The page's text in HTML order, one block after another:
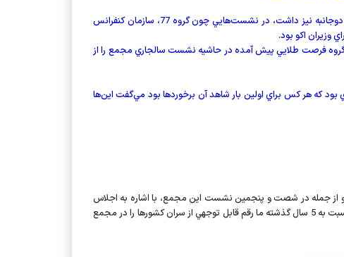
متكي كه در سفر به نيويورك ضمن همراهي با محمود احمدي‌نژاد در ديدارها و نشست‌ها با گروه‌هاي مختلف در آمريكا، بيش از 45 ملاقات دوجانبه نيز داشت، در نشست‌هايي چون گروه 77، سازمان كنفرانس
وزيران اكو بود.
چين و انگليس) اشاره كرد و گفت كه اين گروه فرصت طلايي پيش آمده در حاشيه نشست سالجاري مجمع را از
كه هر كس براي اولين بار شاهد آن برخوردها بود مي‌گفت اين‌ها
جمله در شصت و پنجمين نشست اين مجمع، با اشاره به اجلاس
توسعه هزاره، گفت: اجلاس‌هاي هزاره كه از سال 2000 شكل گرفت هر 5 سال يك بار با حضور سران كشورها و دولت‌ها برگزار مي‌شود و امسال نسبت به 5 سال گذشته ما رقم قابل توجهي از سران كشورها را در مجمع